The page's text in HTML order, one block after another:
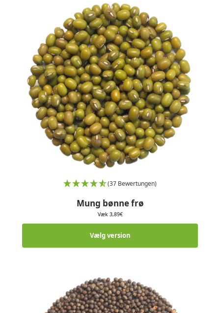
(37 Bewertungen)
Mung bønne frø
Væk 3,89€
Vælg version